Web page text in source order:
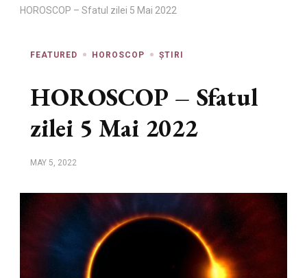
HOROSCOP – Sfatul zilei 5 Mai 2022
FEATURED HOROSCOP ȘTIRI
HOROSCOP – Sfatul
zilei 5 Mai 2022
MAY 5, 2022